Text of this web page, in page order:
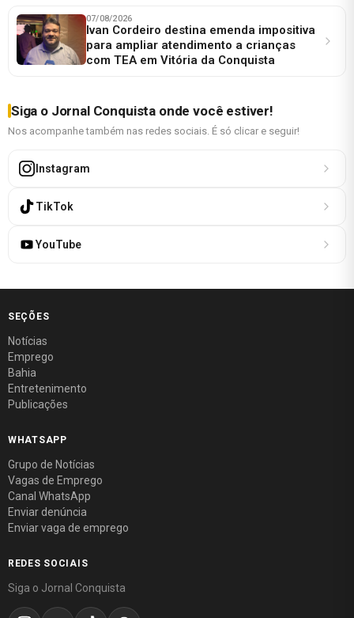
07/08/2026
Ivan Cordeiro destina emenda impositiva
para ampliar atendimento a crianças
com TEA em Vitória da Conquista
Siga o Jornal Conquista onde você estiver!
Nos acompanhe também nas redes sociais. É só clicar e seguir!
Instagram
TikTok
YouTube
SEÇÕES
Notícias
Emprego
Bahia
Entretenimento
Publicações
WHATSAPP
Grupo de Notícias
Vagas de Emprego
Canal WhatsApp
Enviar denúncia
Enviar vaga de emprego
REDES SOCIAIS
Siga o Jornal Conquista